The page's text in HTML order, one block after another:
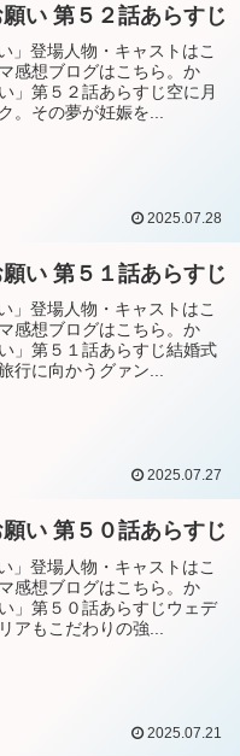
い 第５２話あらすじ
」登場人物・キャストはこ
感想ブログはこちら。か
」第５２話あらすじ空に月
。その夢が妊娠を...
2025.07.28
い 第５１話あらすじ
」登場人物・キャストはこ
感想ブログはこちら。か
」第５１話あらすじ結婚式
行に向かうグァン...
2025.07.27
い 第５０話あらすじ
」登場人物・キャストはこ
感想ブログはこちら。か
」第５０話あらすじウェデ
アもこだわりの強...
2025.07.21